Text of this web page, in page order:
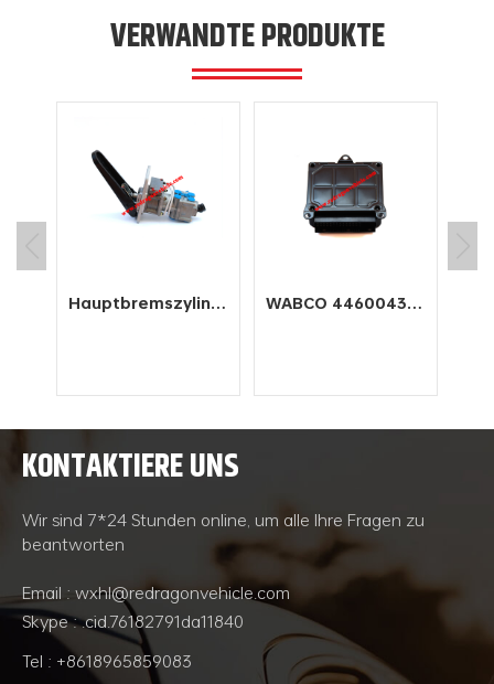
VERWANDTE PRODUKTE
Hauptbremszylinder 4613180710 für WABCO
WEITERLESEN
WABCO 4460043200 Elektronische Steuereinheit ECU Motor Automotive Funktioniert
KONTAKTIERE UNS
Wir sind 7*24 Stunden online, um alle Ihre Fragen zu
beantworten
Email : wxhl@redragonvehicle.com
Skype : .cid.76182791da11840
Tel : +8618965859083